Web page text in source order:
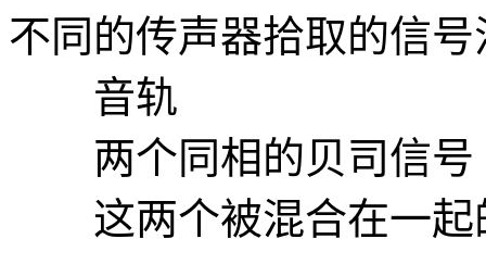
不同的传声器拾取的信号
音轨
两个同相的贝司信号
这两个被混合在一起